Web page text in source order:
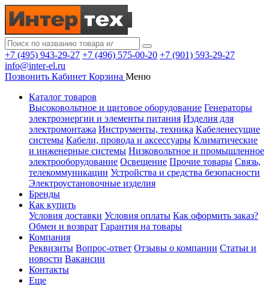
+7 (495) 943-29-27 +7 (496) 575-00-20 +7 (901) 593-29-27
info@inter-el.ru
Позвонить Кабинет Корзина Меню
Каталог товаров
Высоковольтное и щитовое оборудование Генераторы
электроэнергии и элементы питания Изделия для
электромонтажа Инструменты, техника Кабеленесущие
системы Кабели, провода и аксессуары Климатические
и инженерные системы Низковольтное и промышленное
электрооборудование Освещение Прочие товары Связь,
телекоммуникации Устройства и средства безопасности
Электроустановочные изделия
Бренды
Как купить
Условия доставки Условия оплаты Как оформить заказ?
Обмен и возврат Гарантия на товары
Компания
Реквизиты Вопрос-ответ Отзывы о компании Статьи и
новости Вакансии
Контакты
Еще